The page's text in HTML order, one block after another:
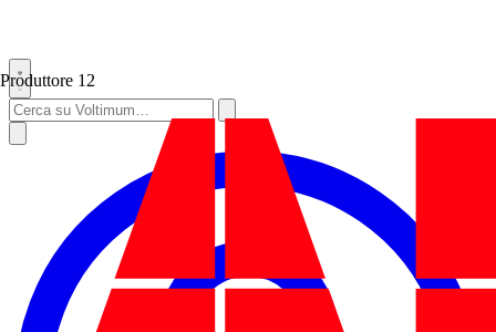
Produttore 12